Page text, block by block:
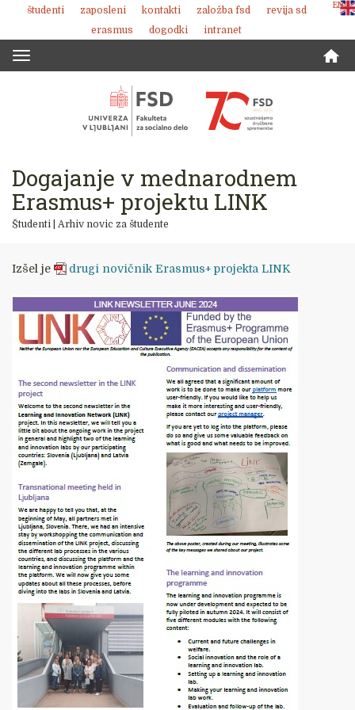
Skoči
vsebino
ENG
študenti zaposleni kontakti založba fsd
revija sd
erasmus
dogodki intranet
Dogajanje v mednarodnem
Erasmus+ projektu LINK
Študenti Arhiv novic za študente
Izšel je drugi novičnik Erasmus+ projekta LINK